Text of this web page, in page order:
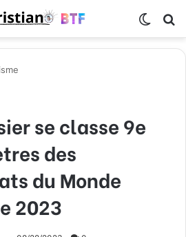
se classe 9e
des
du Monde
2023